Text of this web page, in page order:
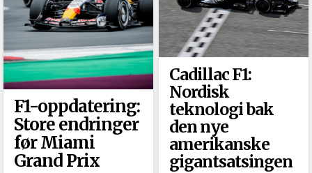
F1-oppdatering:
Store endringer
før Miami
Grand Prix
Cadillac F1:
Nordisk
teknologi bak
den nye
amerikanske
gigantsatsingen